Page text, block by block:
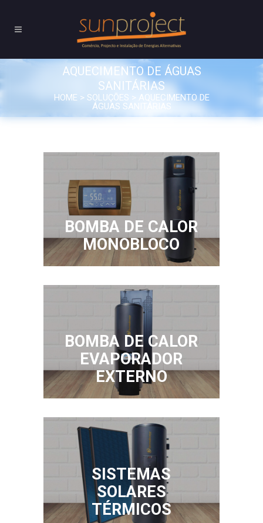
AQUECIMENTO DE ÁGUAS
SANITÁRIAS
HOME > SOLUÇÕES > AQUECIMENTO DE
ÁGUAS SANITÁRIAS
BOMBA DE CALOR
MONOBLOCO
BOMBA DE CALOR
EVAPORADOR
EXTERNO
SISTEMAS
SOLARES
TÉRMICOS